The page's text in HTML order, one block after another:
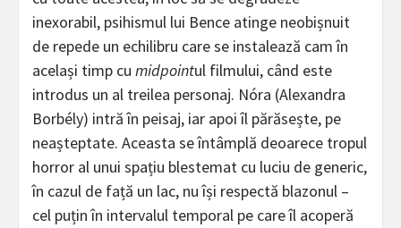
inexorabil, psihismul lui Bence atinge neobișnuit
de repede un echilibru care se instalează cam în
același timp cu midpointul filmului, când este
introdus un al treilea personaj. Nóra (Alexandra
Borbély) intră în peisaj, iar apoi îl părăsește, pe
neașteptate. Aceasta se întâmplă deoarece tropul
horror al unui spațiu blestemat cu luciu de generic,
în cazul de față un lac, nu își respectă blazonul –
cel puțin în intervalul temporal pe care îl acoperă